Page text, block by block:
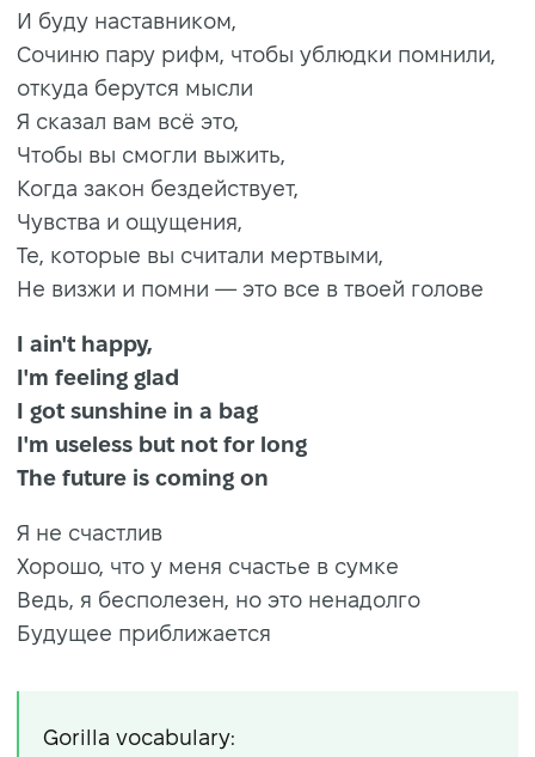
И буду наставником,
Сочиню пару рифм, чтобы ублюдки помнили,
откуда берутся мысли
Я сказал вам всё это,
Чтобы вы смогли выжить,
Когда закон бездействует,
Чувства и ощущения,
Те, которые вы считали мертвыми,
Не визжи и помни — это все в твоей голове
I ain't happy,
I'm feeling glad
I got sunshine in a bag
I'm useless but not for long
The future is coming on
Я не счастлив
Хорошо, что у меня счастье в сумке
Ведь, я бесполезен, но это ненадолго
Будущее приближается
Gorilla vocabulary: